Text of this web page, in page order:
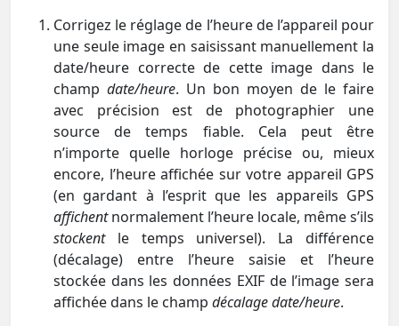
Corrigez le réglage de l’heure de l’appareil pour
une seule image en saisissant manuellement la
date/heure correcte de cette image dans le
champ date/heure. Un bon moyen de le faire
avec précision est de photographier une
source de temps fiable. Cela peut être
n’importe quelle horloge précise ou, mieux
encore, l’heure affichée sur votre appareil GPS
(en gardant à l’esprit que les appareils GPS
affichentnormalement l’heure locale, même s’ils
stockentle temps universel). La différence
(décalage) entre l’heure saisie et l’heure
stockée dans les données EXIF de l’image sera
affichée dans le champ décalage date/heure.